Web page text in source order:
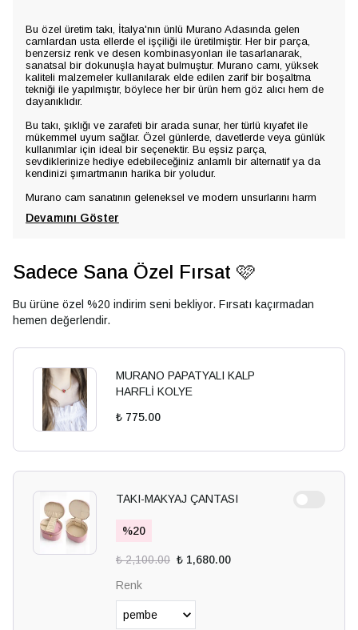
Bu özel üretim takı, İtalya'nın ünlü Murano Adasında gelen
camlardan usta ellerde el işçiliği ile üretilmiştir. Her bir parça,
benzersiz renk ve desen kombinasyonları ile tasarlanarak,
sanatsal bir dokunuşla hayat bulmuştur. Murano camı, yüksek
kaliteli malzemeler kullanılarak elde edilen zarif bir boşaltma
tekniği ile yapılmıştır, böylece her bir ürün hem göz alıcı hem de
dayanıklıdır.
Bu takı, şıklığı ve zarafeti bir arada sunar, her türlü kıyafet ile
mükemmel uyum sağlar. Özel günlerde, davetlerde veya günlük
kullanımlar için ideal bir seçenektir. Bu eşsiz parça,
sevdiklerinize hediye edebileceğiniz anlamlı bir alternatif ya da
kendinizi şımartmanın harika bir yoludur.
Murano cam sanatının geleneksel ve modern unsurlarını harm
Devamını Göster
Sadece Sana Özel Fırsat 🩷
Bu ürüne özel %20 indirim seni bekliyor. Fırsatı kaçırmadan
hemen değerlendir.
MURANO PAPATYALI KALP
HARFLİ KOLYE
₺ 775.00
TAKI-MAKYAJ ÇANTASI
%20
₺ 2,100.00 ₺ 1,680.00
Renk